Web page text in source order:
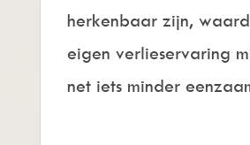
herkenbaar zijn,
eigen verlieservaring
net iets minder